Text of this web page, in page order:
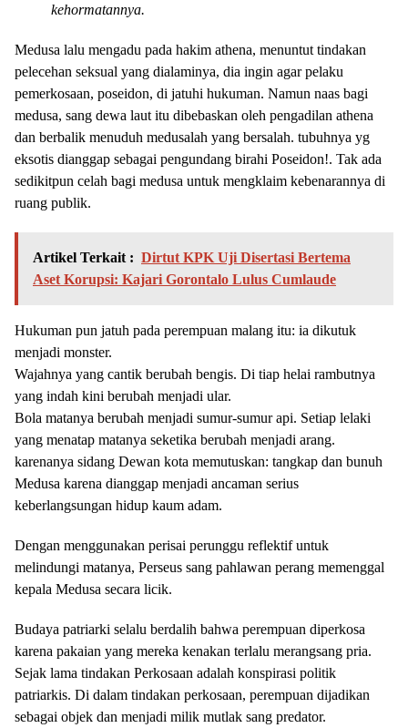
kehormatannya.
Medusa lalu mengadu pada hakim athena, menuntut tindakan
pelecehan seksual yang dialaminya, dia ingin agar pelaku
pemerkosaan, poseidon, di jatuhi hukuman. Namun naas bagi
medusa, sang dewa laut itu dibebaskan oleh pengadilan athena
dan berbalik menuduh medusalah yang bersalah. tubuhnya yg
eksotis dianggap sebagai pengundang birahi Poseidon!. Tak ada
sedikitpun celah bagi medusa untuk mengklaim kebenarannya di
ruang publik.
Artikel Terkait : Dirtut KPK Uji Disertasi Bertema
Aset Korupsi: Kajari Gorontalo Lulus Cumlaude
Hukuman pun jatuh pada perempuan malang itu: ia dikutuk
menjadi monster.
Wajahnya yang cantik berubah bengis. Di tiap helai rambutnya
yang indah kini berubah menjadi ular.
Bola matanya berubah menjadi sumur-sumur api. Setiap lelaki
yang menatap matanya seketika berubah menjadi arang.
karenanya sidang Dewan kota memutuskan: tangkap dan bunuh
Medusa karena dianggap menjadi ancaman serius
keberlangsungan hidup kaum adam.
Dengan menggunakan perisai perunggu reflektif untuk
melindungi matanya, Perseus sang pahlawan perang memenggal
kepala Medusa secara licik.
Budaya patriarki selalu berdalih bahwa perempuan diperkosa
karena pakaian yang mereka kenakan terlalu merangsang pria.
Sejak lama tindakan Perkosaan adalah konspirasi politik
patriarkis. Di dalam tindakan perkosaan, perempuan dijadikan
sebagai objek dan menjadi milik mutlak sang predator.